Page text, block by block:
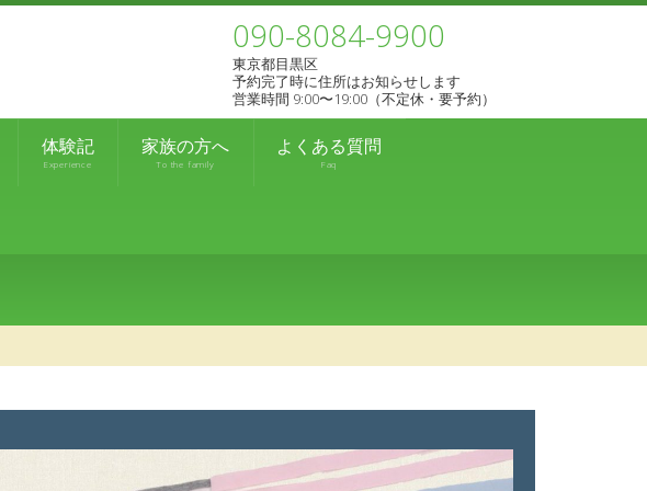
090-8084-9900
東京都目黒区
予約完了時に住所はお知らせします
営業時間 9:00〜19:00（不定休・要予約）
体験記
Experience
家族の方へ
To the family
よくある質問
Faq